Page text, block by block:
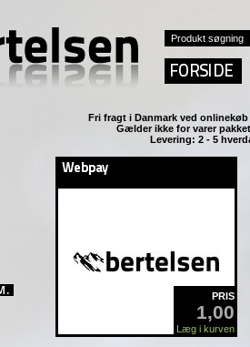
Fri fragt i Danmark ved onlinekøb
Gælder ikke for varer
Levering: 2 - 5
PRIS
1,00
Læg i kurven